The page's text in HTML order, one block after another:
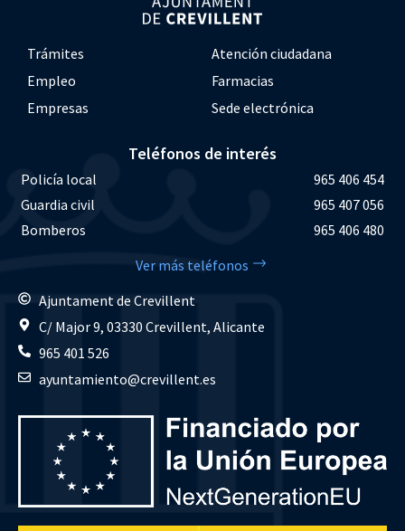
Trámites
Atención ciudadana
Empleo
Farmacias
Empresas
Sede electrónica
Teléfonos de interés
Policía local
965 406 454
Guardia civil
965 407 056
Bomberos
965 406 480
Ver más teléfonos
Ajuntament de Crevillent
C/ Major 9, 03330 Crevillent, Alicante
965 401 526
ayuntamiento@crevillent.es